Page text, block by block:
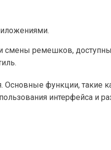
смены ремешков,
функции, такие
интерфейса и